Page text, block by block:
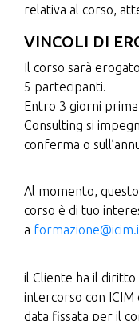
relativa al corso,
VINCOLI DI
Il corso sarà
5 partecipanti.
Entro 3 giorni
Consulting si
conferma o
Al momento,
corso è di tuo
a
il Cliente ha il
intercorso con
data fissata per il